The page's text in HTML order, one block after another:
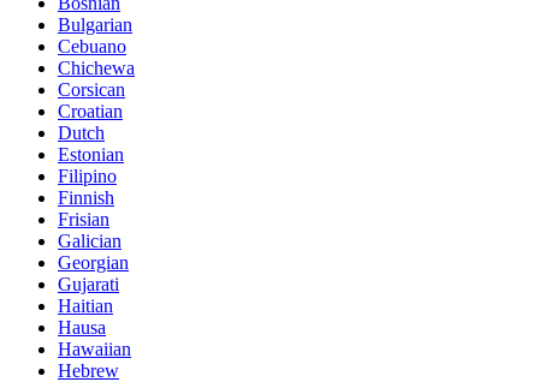
Bulgarian
Cebuano
Chichewa
Corsican
Croatian
Dutch
Estonian
Filipino
Finnish
Frisian
Galician
Georgian
Gujarati
Haitian
Hausa
Hawaiian
Hebrew